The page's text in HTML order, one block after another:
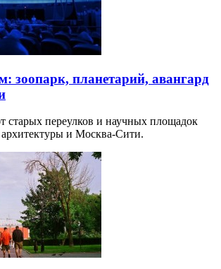
зоопарк, планетарий, авангард
старых переулков и научных площадок
архитектуры и Москва-Сити.